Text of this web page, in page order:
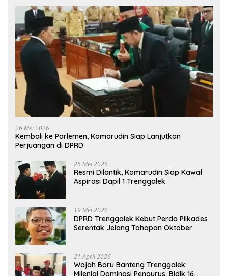
26 Mei 2026
Kembali ke Parlemen, Komarudin Siap Lanjutkan
Perjuangan di DPRD
26 Mei 2026
Resmi Dilantik, Komarudin Siap Kawal
Aspirasi Dapil 1 Trenggalek
19 Mei 2026
DPRD Trenggalek Kebut Perda Pilkades
Serentak Jelang Tahapan Oktober
21 April 2026
Wajah Baru Banteng Trenggalek:
Milenial Dominasi Pengurus, Bidik 16